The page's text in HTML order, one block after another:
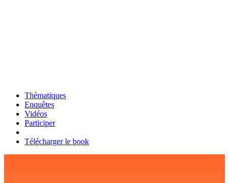
Thématiques
Enquêtes
Vidéos
Participer
Télécharger le book